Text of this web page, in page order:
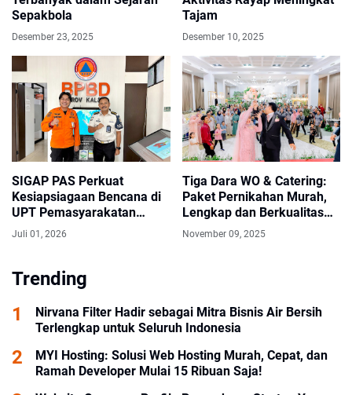
Sepakbola
Desember 23, 2025
Tajam
Desember 10, 2025
SIGAP PAS Perkuat
Kesiapsiagaan Bencana di
UPT Pemasyarakatan
Kalsel
Juli 01, 2026
Tiga Dara WO & Catering:
Paket Pernikahan Murah,
Lengkap dan Berkualitas
Sejak 2017
November 09, 2025
Trending
Nirvana Filter Hadir sebagai Mitra Bisnis Air Bersih
Terlengkap untuk Seluruh Indonesia
MYI Hosting: Solusi Web Hosting Murah, Cepat, dan
Ramah Developer Mulai 15 Ribuan Saja!